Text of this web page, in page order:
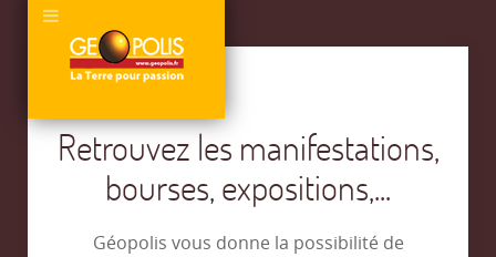
Retrouvez les manifestations,
bourses, expositions,...
Géopolis vous donne la possibilité de